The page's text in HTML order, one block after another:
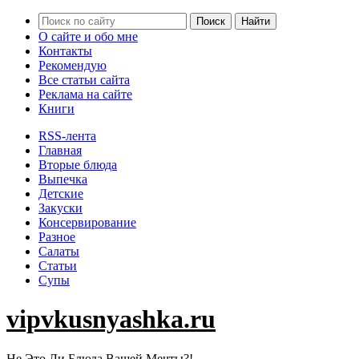
О сайте и обо мне
Контакты
Рекомендую
Все статьи сайта
Реклама на сайте
Книги
RSS-лента
Главная
Вторые блюда
Выпечка
Детские
Закуски
Консервирование
Разное
Салаты
Статьи
Супы
vipvkusnyashka.ru